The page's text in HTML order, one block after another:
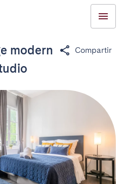
modern
Compartir